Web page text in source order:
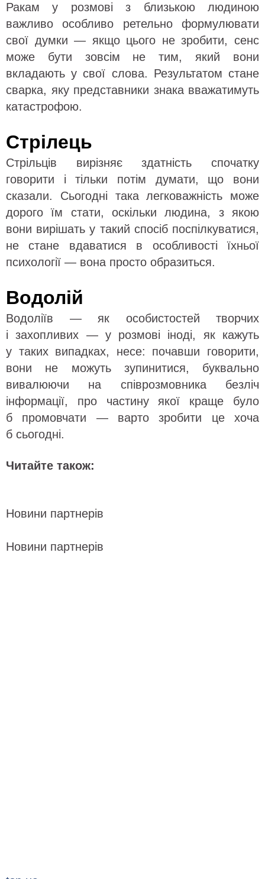
Ракам у розмові з близькою людиною
важливо особливо ретельно формулювати
свої думки — якщо цього не зробити, сенс
може бути зовсім не тим, який вони
вкладають у свої слова. Результатом стане
сварка, яку представники знака вважатимуть
катастрофою.
Стрілець
Стрільців вирізняє здатність спочатку
говорити і тільки потім думати, що вони
сказали. Сьогодні така легковажність може
дорого їм стати, оскільки людина, з якою
вони вирішать у такий спосіб поспілкуватися,
не стане вдаватися в особливості їхньої
психології — вона просто образиться.
Водолій
Водоліїв — як особистостей творчих
і захопливих — у розмові іноді, як кажуть
у таких випадках, несе: почавши говорити,
вони не можуть зупинитися, буквально
вивалюючи на співрозмовника безліч
інформації, про частину якої краще було
б промовчати — варто зробити це хоча
б сьогодні.
Читайте також:
Новини партнерів
Новини партнерів